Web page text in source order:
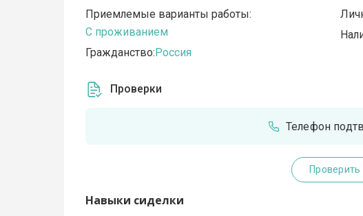
Приемлемые варианты работы:
C проживанием
Гражданство:Россия
Проверки
Телефон
Проверить
Навыки сиделки